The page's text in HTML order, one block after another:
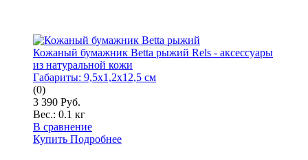
Кожаный бумажник Betta рыжий Rels - аксессуары
из натуральной кожи
Габариты: 9,5x1,2x12,5 см
(0)
3 390 Руб.
Вес.: 0.1 кг
В сравнение
Купить Подробнее